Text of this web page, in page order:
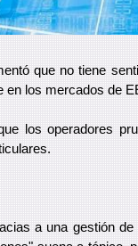
que no tiene
en los mercados de
los operadores
a una gestión